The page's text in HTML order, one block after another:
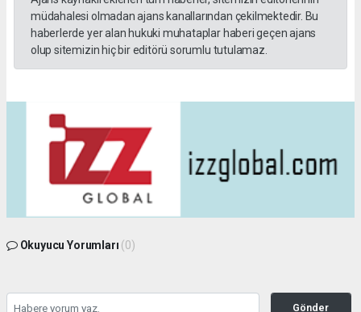
müdahalesi olmadan ajans kanallarından çekilmektedir. Bu
haberlerde yer alan hukuki muhataplar haberi geçen ajans
olup sitemizin hiç bir editörü sorumlu tutulamaz.
Okuyucu Yorumları (0)
Gönder